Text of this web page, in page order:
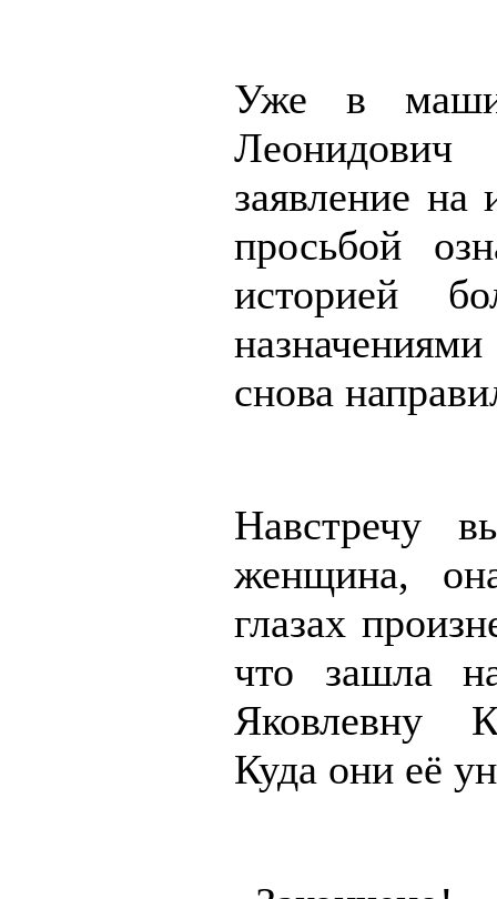
Уже в
заявление на
просьбой
историей
снова
Навстречу
женщина,
глазах
что зашла
Яковлевну
Куда они её